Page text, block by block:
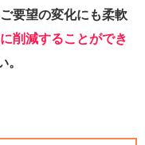
要望の変化にも柔軟
削減することができ